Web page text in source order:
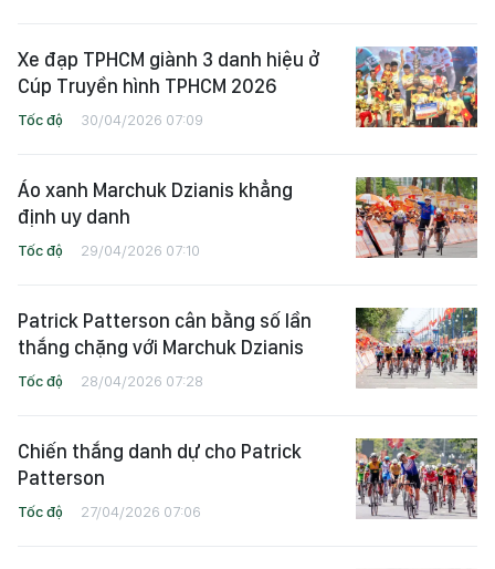
Xe đạp TPHCM giành 3 danh hiệu ở
Cúp Truyền hình TPHCM 2026
Tốc độ 30/04/2026 07:09
Áo xanh Marchuk Dzianis khẳng
định uy danh
Tốc độ 29/04/2026 07:10
Patrick Patterson cân bằng số lần
thắng chặng với Marchuk Dzianis
Tốc độ 28/04/2026 07:28
Chiến thắng danh dự cho Patrick
Patterson
Tốc độ 27/04/2026 07:06